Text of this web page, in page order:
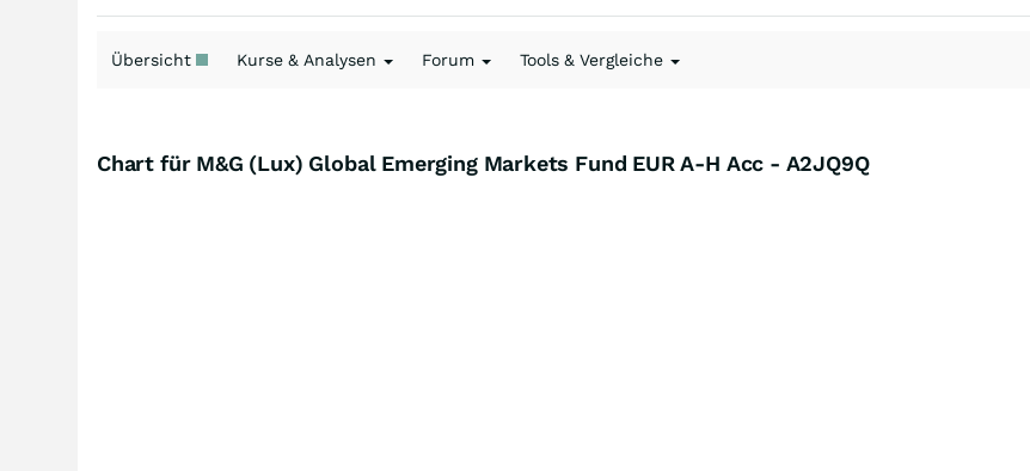
Übersicht Kurse & Analysen Forum Tools & Vergleiche
Chart für M&G (Lux) Global Emerging Markets Fund EUR A-H Acc - A2JQ9Q